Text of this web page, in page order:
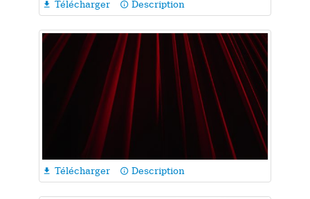
 Télécharger info_outline Description
 Télécharger info_outline Description